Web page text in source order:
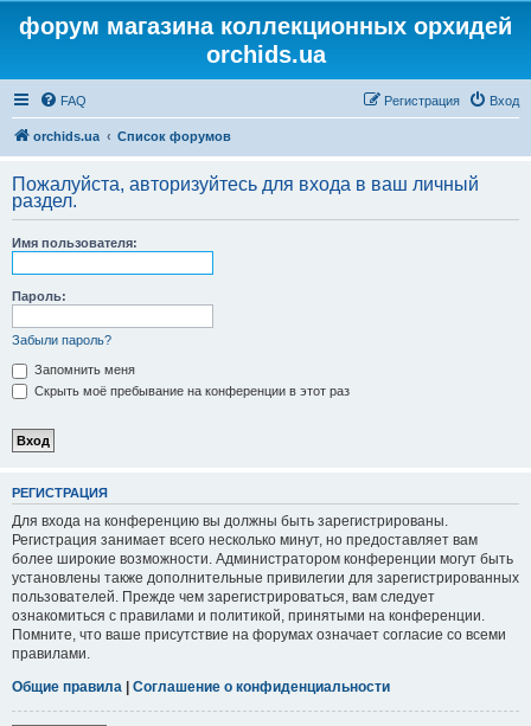
форум магазина коллекционных орхидей
orchids.ua
FAQ Вход
Регистрация
orchids.ua Список форумов
Пожалуйста, авторизуйтесь для входа в ваш личный
раздел.
Имя пользователя:
Пароль:
Забыли пароль?
Запомнить меня
Скрыть моё пребывание на конференции в этот раз
РЕГИСТРАЦИЯ
Для входа на конференцию вы должны быть зарегистрированы.
Регистрация занимает всего несколько минут, но предоставляет вам
более широкие возможности. Администратором конференции могут быть
установлены также дополнительные привилегии для зарегистрированных
пользователей. Прежде чем зарегистрироваться, вам следует
ознакомиться с правилами и политикой, принятыми на конференции.
Помните, что ваше присутствие на форумах означает согласие со всеми
правилами.
Общие правила | Соглашение о конфиденциальности